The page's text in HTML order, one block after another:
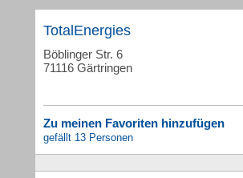
TotalEnergies
Böblinger Str. 6
71116 Gärtringen
Zu meinen Favoriten hinzufügen
gefällt 13 Personen